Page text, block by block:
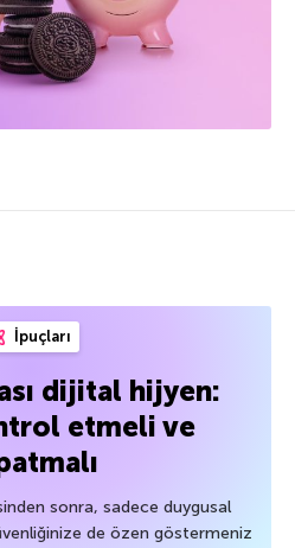
İpuçları
dijital hijyen:
etmeli ve
sonra, sadece duygusal
de özen göstermeniz